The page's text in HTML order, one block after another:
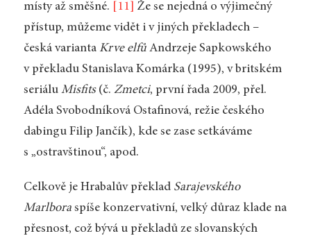
místy až směšné.
[11]
Že se nejedná o výjimečný
přístup, můžeme vidět i v jiných překladech –
česká varianta Krve elfůAndrzeje Sapkowského
v překladu Stanislava Komárka (1995), v britském
seriálu Misfits(č. Zmetci, první řada 2009, přel.
Adéla Svobodníková Ostafinová, režie českého
dabingu Filip Jančík), kde se zase setkáváme
s „ostravštinou“, apod.
Celkově je Hrabalův překlad Sarajevského
Marlboraspíše konzervativní, velký důraz klade na
přesnost, což bývá u překladů ze slovanských